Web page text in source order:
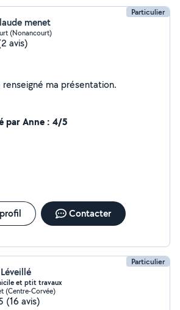
Particulier
menet
(Nonancourt)
avis)
Je n'ai pas encore renseigné ma présentation.
par Anne : 4/5
Contacter
Particulier
et ptit travaux
(Centre-Corvée)
(16 avis)